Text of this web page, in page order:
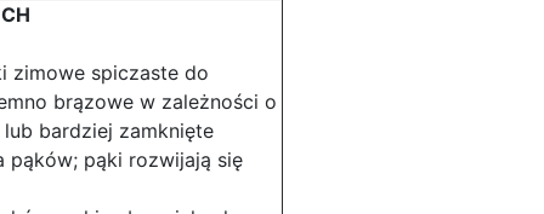
zimowe spiczaste do
brązowe w zależności o
bardziej zamknięte
pąków; pąki rozwijają się